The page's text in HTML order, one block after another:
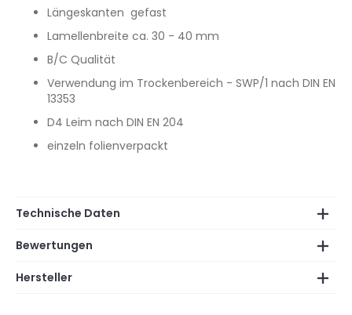
Längeskanten gefast
Lamellenbreite ca. 30 - 40 mm
B/C Qualität
Verwendung im Trockenbereich - SWP/1 nach DIN EN
13353
D4 Leim nach DIN EN 204
einzeln folienverpackt
Technische Daten
Bewertungen
Hersteller